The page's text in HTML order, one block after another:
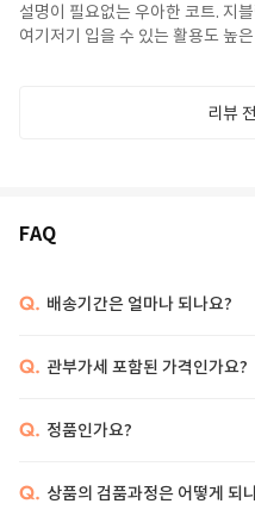
설명이 필요없는 우아한 코트. 지
여기저기 입을 수 있는 활용도 높은 캐주얼한 코트는 아니지만 확실하게
해 보입니다. 넉넉한 사이즈가 더
리뷰
FAQ
Q. 배송기간은 얼마나 되나요?
Q. 관부가세 포함된 가격인가요?
Q. 정품인가요?
Q. 상품의 검품과정은 어떻게 되